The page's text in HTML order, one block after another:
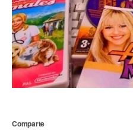
Comparte